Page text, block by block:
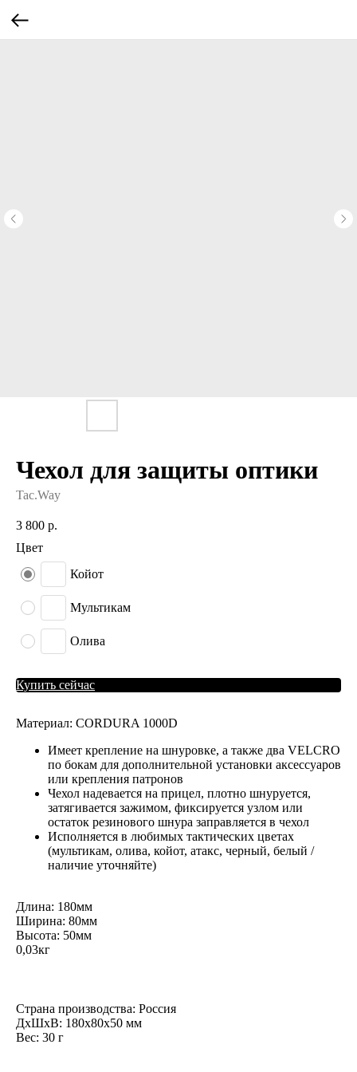
Чехол для защиты оптики
Tac.Way
3 800 р.
Цвет
Койот
Мультикам
Олива
Купить сейчас
Материал: CORDURA 1000D
Имеет крепление на шнуровке, а также два VELCRO
по бокам для дополнительной установки аксессуаров
или крепления патронов
Чехол надевается на прицел, плотно шнуруется,
затягивается зажимом, фиксируется узлом или
остаток резинового шнура заправляется в чехол
Исполняется в любимых тактических цветах
(мультикам, олива, койот, атакс, черный, белый /
наличие уточняйте)
Длина: 180мм
Ширина: 80мм
Высота: 50мм
0,03кг
Страна производства: Россия
ДxШxВ: 180x80x50 мм
Вес: 30 г